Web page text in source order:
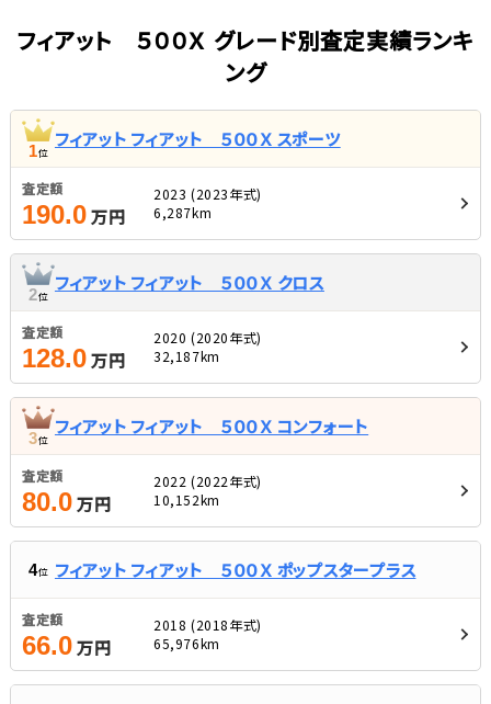
フィアット ５００Ｘ グレード別査定実績ランキ
ング
1位
フィアット フィアット ５００Ｘ スポーツ
査定額
190.0万円
2023 (2023年式)
6,287km
2位
フィアット フィアット ５００Ｘ クロス
査定額
128.0万円
2020 (2020年式)
32,187km
3位
フィアット フィアット ５００Ｘ コンフォート
査定額
80.0万円
2022 (2022年式)
10,152km
4位 フィアット フィアット ５００Ｘ ポップスタープラス
査定額
66.0万円
2018 (2018年式)
65,976km